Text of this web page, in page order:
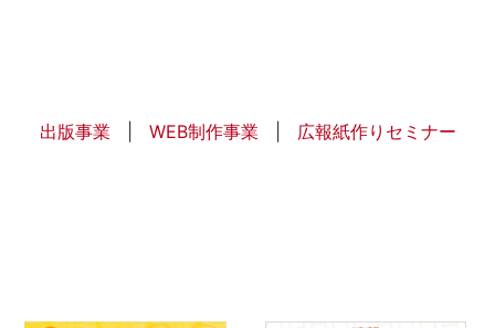
出版事業 WEB制作事業 広報紙作りセミナー